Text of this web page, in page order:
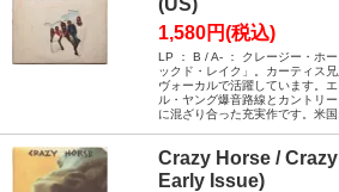
1,580円(税込)
LP ： B / A- ： クレージー・ホ
ックド・レイク」。カーティス
ヴォーカルで活躍しています。
ル・ヤング爆音路線とカントリ
に混ざり合った充実作です。米国
Crazy Horse /
Early Issue)